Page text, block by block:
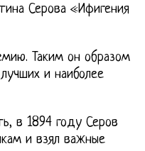
Серова «Ифигения
Таким он образом
и наиболее
в 1894 году Серов
и взял важные